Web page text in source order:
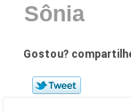
Sônia
Gostou?